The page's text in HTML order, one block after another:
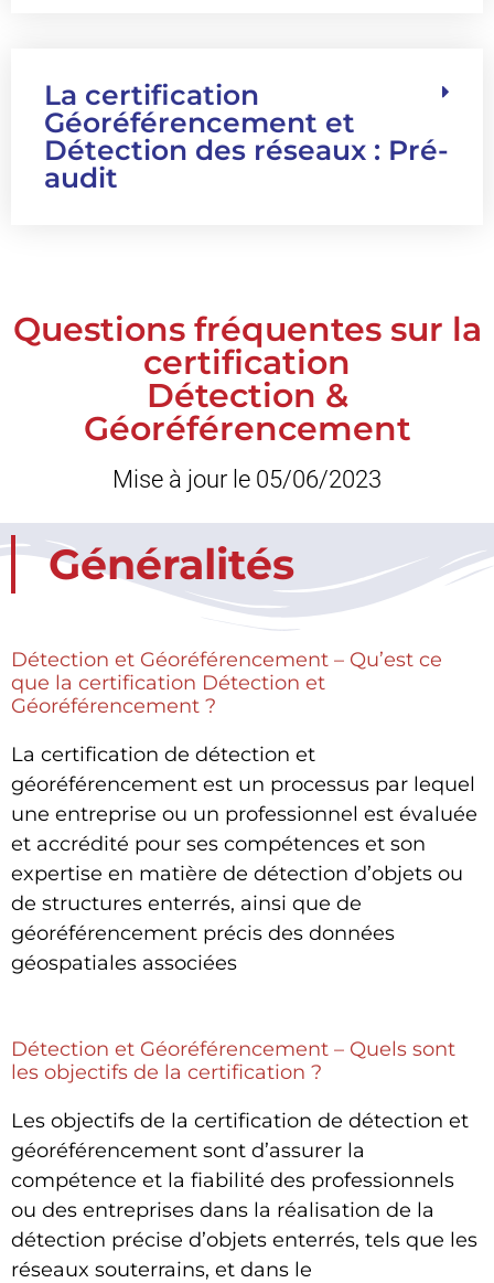
La certification
Géoréférencement et
Détection des réseaux : Pré-
audit
Questions fréquentes sur la
certification
Détection &
Géoréférencement
Mise à jour le 05/06/2023
Généralités
Détection et Géoréférencement – Qu’est ce
que la certification Détection et
Géoréférencement ?
La certification de détection et
géoréférencement est un processus par lequel
une entreprise ou un professionnel est évaluée
et accrédité pour ses compétences et son
expertise en matière de détection d’objets ou
de structures enterrés, ainsi que de
géoréférencement précis des données
géospatiales associées
Détection et Géoréférencement – Quels sont
les objectifs de la certification ?
Les objectifs de la certification de détection et
géoréférencement sont d’assurer la
compétence et la fiabilité des professionnels
ou des entreprises dans la réalisation de la
détection précise d’objets enterrés, tels que les
réseaux souterrains, et dans le